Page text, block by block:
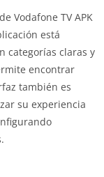
Vodafone TV APK
está
categorías claras y
encontrar
también es
su experiencia